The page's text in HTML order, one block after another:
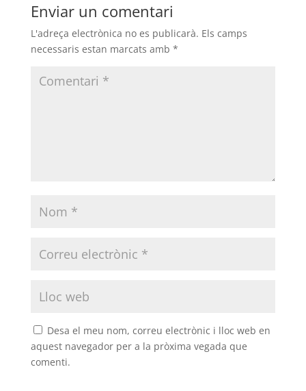
Enviar un comentari
L'adreça electrònica no es publicarà. Els camps
necessaris estan marcats amb *
Desa el meu nom, correu electrònic i lloc web en
aquest navegador per a la pròxima vegada que
comenti.